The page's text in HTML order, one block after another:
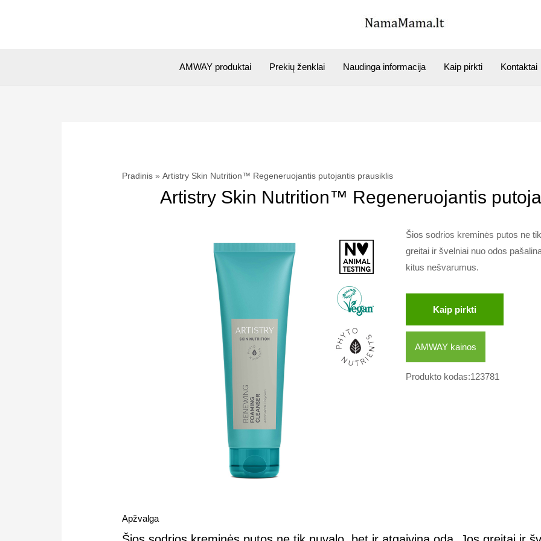
AMWAY produktai Prekių ženklai Naudinga informacija Kaip pirkti Kontaktai
Pradinis Artistry Skin Nutrition™ Regeneruojantis putojantis prausiklis
Artistry Skin Nutrition™ Regeneruojantis
Šios sodrios kreminės putos ne
greitai ir švelniai nuo odos
kitus nešvarumus.
Kaip pirkti
AMWAY kainos
Produkto kodas:123781
Apžvalga